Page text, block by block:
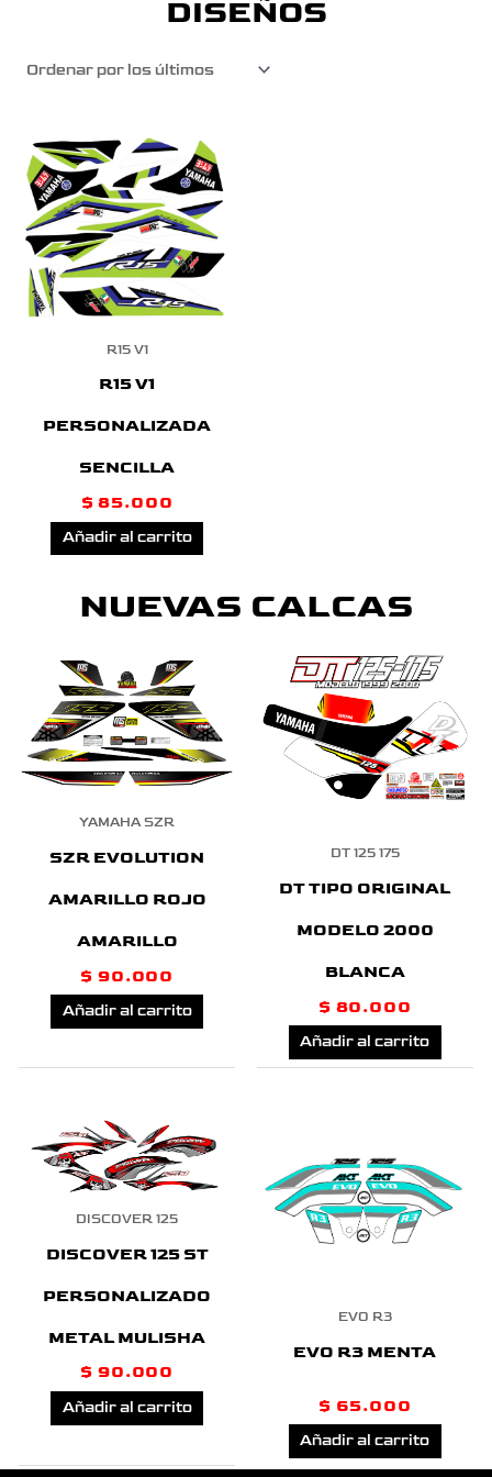
DISEÑOS
R15 V1
R15 V1
PERSONALIZADA
SENCILLA
$ 85.000
Añadir al carrito
NUEVAS CALCAS
YAMAHA SZR
SZR EVOLUTION
AMARILLO ROJO
AMARILLO
$ 90.000
Añadir al carrito
DT 125 175
DT TIPO ORIGINAL
MODELO 2000
BLANCA
$ 80.000
Añadir al carrito
DISCOVER 125
DISCOVER 125 ST
PERSONALIZADO
METAL MULISHA
$ 90.000
Añadir al carrito
EVO R3
EVO R3 MENTA
$ 65.000
Añadir al carrito